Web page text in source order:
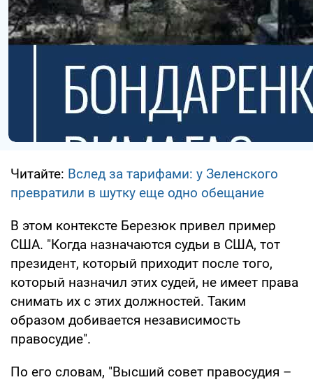
Читайте: Вслед за тарифами: у Зеленского
превратили в шутку еще одно обещание
В этом контексте Березюк привел пример
США. "Когда назначаются судьи в США, тот
президент, который приходит после того,
который назначил этих судей, не имеет права
снимать их с этих должностей. Таким
образом добивается независимость
правосудие".
По его словам, "Высший совет правосудия –